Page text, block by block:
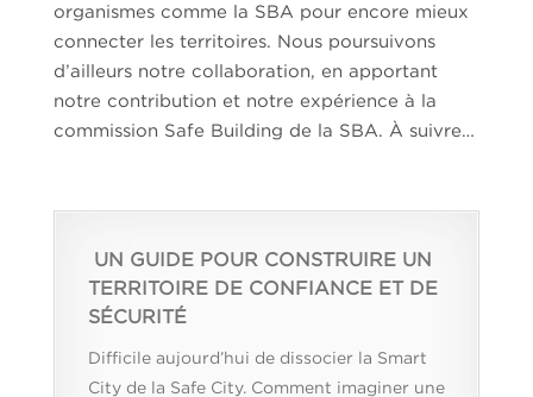
organismes comme la SBA pour encore mieux
connecter les territoires. Nous poursuivons
d’ailleurs notre collaboration, en apportant
notre contribution et notre expérience à la
commission Safe Building de la SBA. À suivre…
UN GUIDE POUR CONSTRUIRE UN
TERRITOIRE DE CONFIANCE ET DE
SÉCURITÉ
Difficile aujourd’hui de dissocier la Smart
City de la Safe City. Comment imaginer une